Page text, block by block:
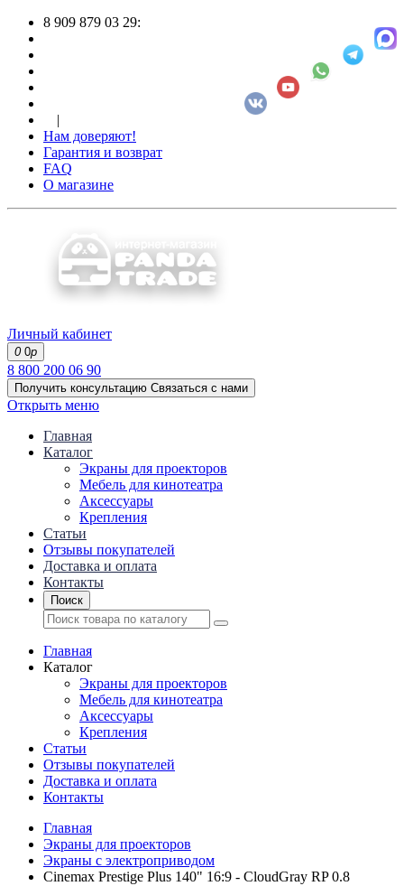
8 909 879 03 29:
|
Нам доверяют!
Гарантия и возврат
FAQ
О магазине
Личный кабинет
0 0р
8 800 200 06 90
Получить консультацию Связаться с нами
Открыть меню
Главная
Каталог
Экраны для проекторов
Mебель для кинотеатра
Аксессуары
Крепления
Статьи
Отзывы покупателей
Доставка и оплата
Контакты
Поиск
Главная
Каталог
Экраны для проекторов
Mебель для кинотеатра
Аксессуары
Крепления
Статьи
Отзывы покупателей
Доставка и оплата
Контакты
Главная
Экраны для проекторов
Экраны с электроприводом
Cinemax Prestige Plus 140" 16:9 - CloudGray RP 0.8